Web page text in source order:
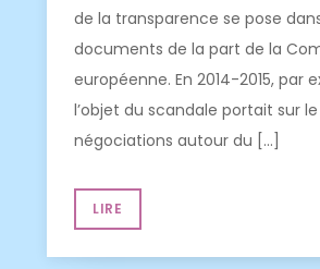
de la transparence se pose
documents de la part de la
européenne. En 2014-2015, par
l’objet du scandale portait sur
négociations autour du […]
LIRE